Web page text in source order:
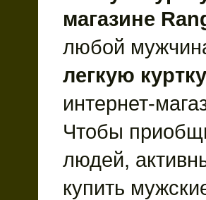
магазине
любой
легкую
интернет-
Чтобы
людей,
купить